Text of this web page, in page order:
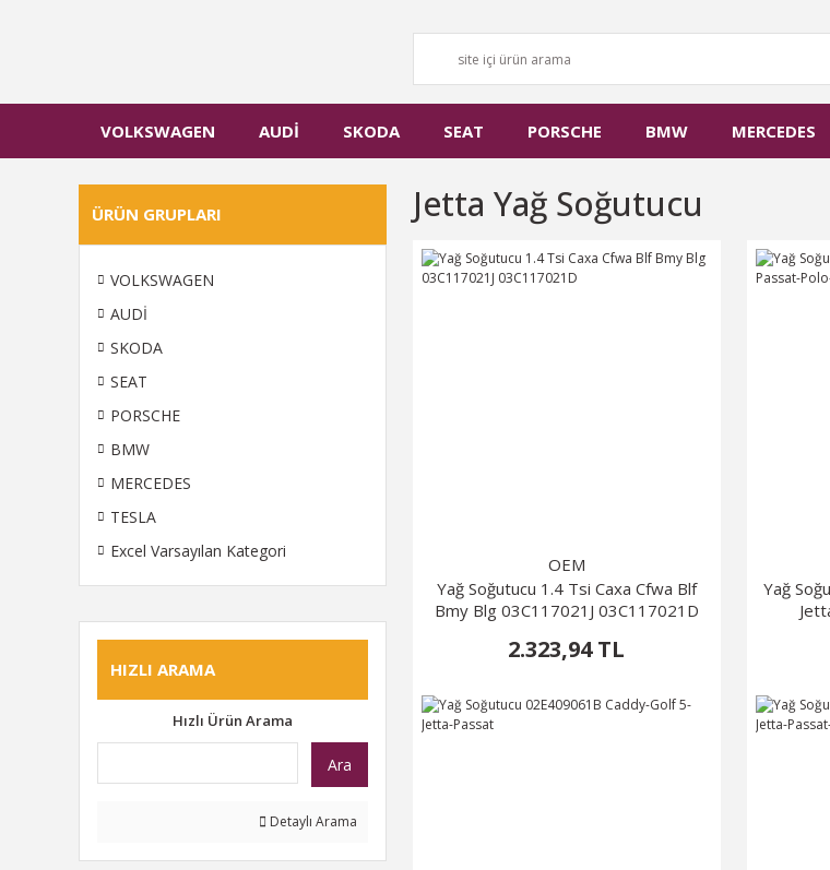
VOLKSWAGEN AUDİ SKODA SEAT PORSCHE BMW MERCEDES
ÜRÜN GRUPLARI
VOLKSWAGEN
AUDİ
SKODA
SEAT
PORSCHE
BMW
MERCEDES
TESLA
Excel Varsayılan Kategori
HIZLI ARAMA
Hızlı Ürün Arama
Ara
Detaylı Arama
Jetta Yağ Soğutucu
OEM
Yağ Soğutucu 1.4 Tsi Caxa Cfwa Blf
Bmy Blg 03C117021J 03C117021D
2.323,94 TL
Yağ